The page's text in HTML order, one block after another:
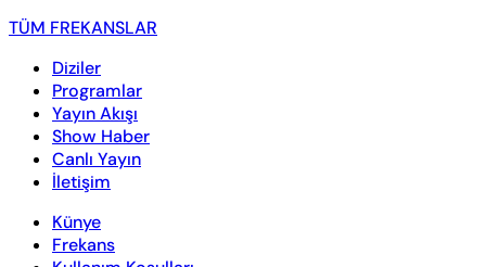
TÜM FREKANSLAR
Diziler
Programlar
Yayın Akışı
Show Haber
Canlı Yayın
İletişim
Künye
Frekans